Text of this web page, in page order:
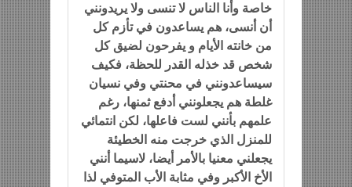
خاصة وأنا الناس لا تنسى ولا يريدونني
أن أنسى، هم يساعدون في تأزم كل
من خانته الأيام و يفرحون لضيق كل
شخص قد خذله القدر للحظة، فكيف
سيساعدونني في محنتي وفي نسيان
غلطة هم يجعلونني أدفع ثمنها، رغم
علمهم بأنني لست فاعلها، لكن انتمائي
للمنزل الذي خرجت منه الخطيئة
يجعلني معنيا بالأمر أيضا، لاسيما أنني
الأخ الأكبر وفي مثابة الأب المتوفي لذا